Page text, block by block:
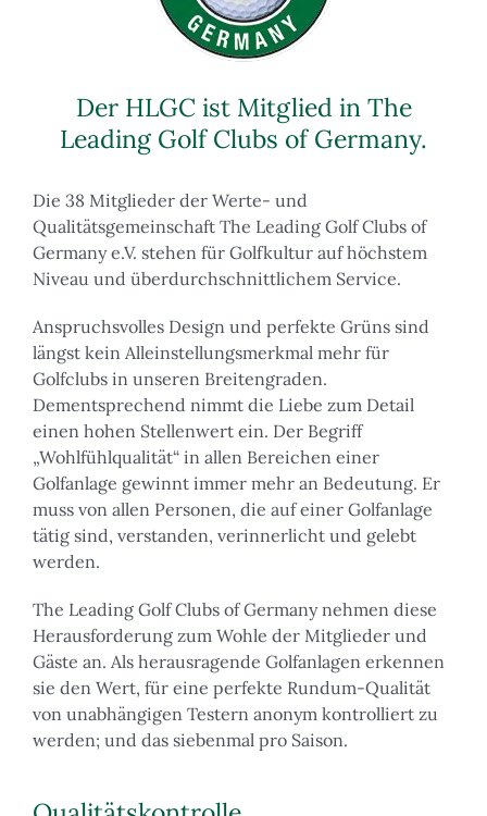
Der HLGC ist Mitglied in The
Leading Golf Clubs of Germany.
Die 38 Mitglieder der Werte- und
Qualitätsgemeinschaft The Leading Golf Clubs of
Germany e.V. stehen für Golfkultur auf höchstem
Niveau und überdurchschnittlichem Service.
Anspruchsvolles Design und perfekte Grüns sind
längst kein Alleinstellungsmerkmal mehr für
Golfclubs in unseren Breitengraden.
Dementsprechend nimmt die Liebe zum Detail
einen hohen Stellenwert ein. Der Begriff
„Wohlfühlqualität“ in allen Bereichen einer
Golfanlage gewinnt immer mehr an Bedeutung. Er
muss von allen Personen, die auf einer Golfanlage
tätig sind, verstanden, verinnerlicht und gelebt
werden.
The Leading Golf Clubs of Germany nehmen diese
Herausforderung zum Wohle der Mitglieder und
Gäste an. Als herausragende Golfanlagen erkennen
sie den Wert, für eine perfekte Rundum-Qualität
von unabhängigen Testern anonym kontrolliert zu
werden; und das siebenmal pro Saison.